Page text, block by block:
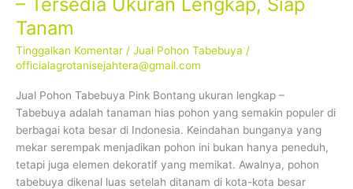
Tanam
Tinggalkan Komentar / Jual Pohon Tabebuya /
officialagrotanisejahtera@gmail.com
Jual Pohon Tabebuya Pink Bontang ukuran lengkap –
Tabebuya adalah tanaman hias pohon yang semakin populer di
berbagai kota besar di Indonesia. Keindahan bunganya yang
mekar serempak menjadikan pohon ini bukan hanya peneduh,
tetapi juga elemen dekoratif yang memikat. Awalnya, pohon
tabebuya dikenal luas setelah ditanam di kota-kota besar
Tabebuya
Pink
Bontang
–
Ukuran
Lengkap,
Siap
Tanam